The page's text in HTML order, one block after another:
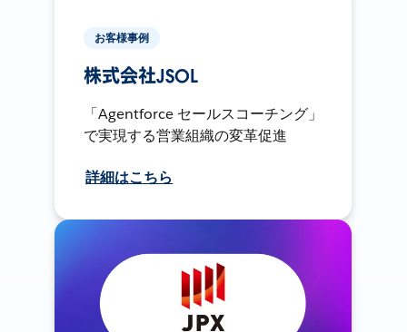
お客様事例
株式会社JSOL
「Agentforce セールスコーチング」
で実現する営業組織の変革促進
詳細はこちら